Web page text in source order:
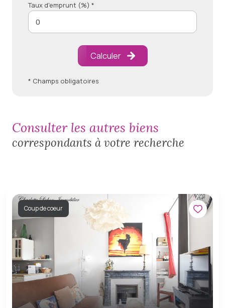
Taux d'emprunt (%) *
Calculer
* Champs obligatoires
consulter les autres biens
correspondants à votre recherche
Coup de coeur